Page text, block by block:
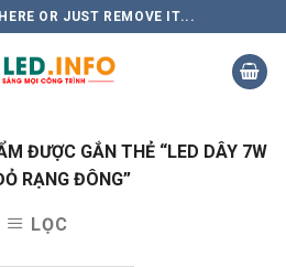
OR JUST REMOVE IT...
ĐƯỢC GẮN THẺ “LED DÂY 7W
RẠNG ĐÔNG”
LỌC